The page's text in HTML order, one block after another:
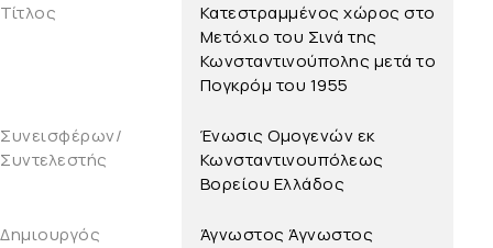
Τίτλος
Κατεστραμμένος χώρος στο
Μετόχιο του Σινά της
Κωνσταντινούπολης μετά το
Πογκρόμ του 1955
Συνεισφέρων/
Συντελεστής
Ένωσις Ομογενών εκ
Κωνσταντινουπόλεως
Βορείου Ελλάδος
Δημιουργός Άγνωστος Άγνωστος